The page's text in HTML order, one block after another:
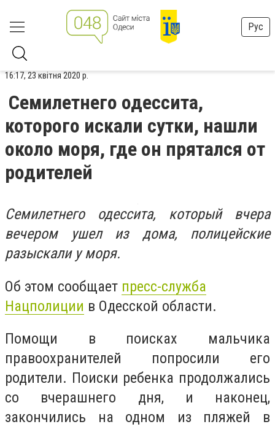
Рус
16:17, 23 квітня 2020 р.
Семилетнего одессита,
которого искали сутки, нашли
около моря, где он прятался от
родителей
Семилетнего одессита, который вчера
вечером ушел из дома, полицейские
разыскали у моря.
Об этом сообщает пресс-служба
Нацполиции в Одесской области.
Помощи в поисках мальчика
правоохранителей попросили его
родители. Поиски ребенка продолжались
со вчерашнего дня, и наконец,
закончились на одном из пляжей в